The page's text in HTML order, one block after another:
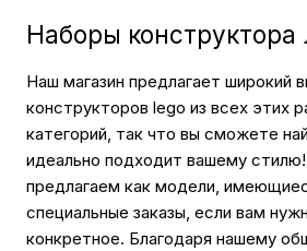
Наборы конструктора
Наш магазин предлагает широкий
конструкторов lego из всех этих
категорий, так что вы сможете
идеально подходит вашему
предлагаем как модели,
специальные заказы, если вам
конкретное. Благодаря нашему